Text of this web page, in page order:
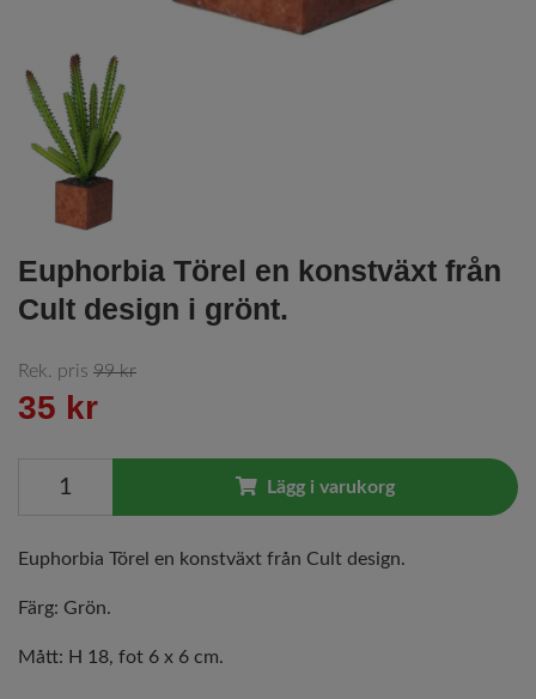
Euphorbia Törel en konstväxt från
Cult design i grönt.
Rek. pris 99 kr
35 kr
Lägg i varukorg
Euphorbia Törel en konstväxt från Cult design.
Färg: Grön.
Mått: H 18, fot 6 x 6 cm.